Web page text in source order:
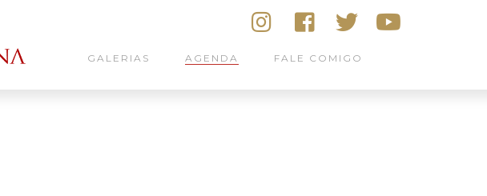
GALERIAS AGENDA FALE COMIGO